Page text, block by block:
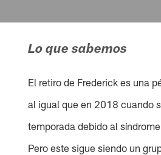
Lo que sabemos
El retiro de Frederick es una
al igual que en 2018 cuando
temporada debido al
Pero este sigue siendo un